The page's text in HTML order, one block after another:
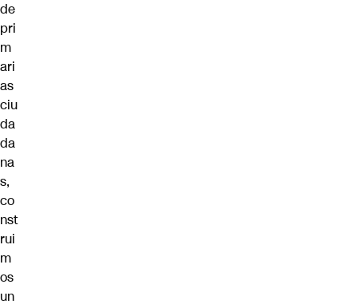
de
pri
m
ari
as
ciu
da
da
na
s,
co
nst
rui
m
os
un